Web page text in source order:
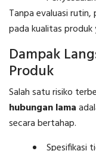
Tanpa evaluasi rutin,
pada kualitas
Dampak
Produk
Salah satu risiko
hubungan lama
secara bertahap.
Spesifikasi